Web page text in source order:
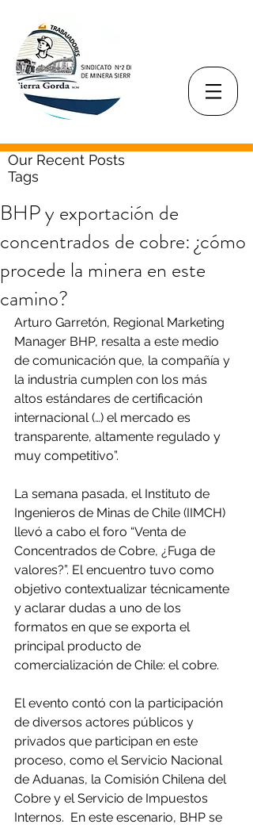
Our Recent Posts
Tags
BHP y exportación de
concentrados de cobre: ¿cómo
procede la minera en este
camino?
Arturo Garretón, Regional Marketing
Manager BHP, resalta a este medio
de comunicación que, la compañía y
la industria cumplen con los más
altos estándares de certificación
internacional (…) el mercado es
transparente, altamente regulado y
muy competitivo”.
La semana pasada, el Instituto de
Ingenieros de Minas de Chile (IIMCH)
llevó a cabo el foro “Venta de
Concentrados de Cobre, ¿Fuga de
valores?”. El encuentro tuvo como
objetivo contextualizar técnicamente
y aclarar dudas a uno de los
formatos en que se exporta el
principal producto de
comercialización de Chile: el cobre.
El evento contó con la participación
de diversos actores públicos y
privados que participan en este
proceso, como el Servicio Nacional
de Aduanas, la Comisión Chilena del
Cobre y el Servicio de Impuestos
Internos.  En este escenario, BHP se